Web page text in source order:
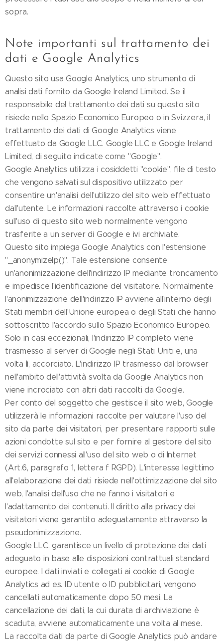
sopra.
Note importanti sul trattamento dei
dati e Google Analytics
Questo sito usa Google Analytics, uno strumento di
analisi dati fornito da Google Ireland Limited. Se il
responsabile del trattamento dei dati su questo sito
risiede nello Spazio Economico Europeo o in Svizzera, il
trattamento dei dati di Google Analytics viene
effettuato da Google LLC. Google LLC e Google Ireland
Limited, di seguito indicate come "Google".
Google Analytics utilizza i cosiddetti "cookie", file di testo
che vengono salvati sul dispositivo utilizzato per
consentire un'analisi dell'utilizzo del sito web effettuato
dall'utente. Le informazioni raccolte attraverso i cookie
sull'uso di questo sito web normalmente vengono
trasferite a un server di Google e ivi archiviate.
Questo sito impiega Google Analytics con l'estensione
"_anonymizeIp()". Tale estensione consente
un'anonimizzazione dell'indirizzo IP mediante troncamento
e impedisce l'identificazione del visitatore. Normalmente
l'anonimizzazione dell'indirizzo IP avviene all'interno degli
Stati membri dell'Unione europea o degli Stati che hanno
sottoscritto l'accordo sullo Spazio Economico Europeo.
Solo in casi eccezionali, l'indirizzo IP completo viene
trasmesso al server di Google negli Stati Uniti e, una
volta lì, accorciato. L'indirizzo IP trasmesso dal browser
nell'ambito dell'attività svolta da Google Analytics non
viene incrociato con altri dati raccolti da Google.
Per conto del soggetto che gestisce il sito web, Google
utilizzerà le informazioni raccolte per valutare l'uso del
sito da parte dei visitatori, per presentare rapporti sulle
azioni condotte sul sito e per fornire al gestore del sito
dei servizi connessi all'uso del sito web o di Internet
(Art.6, paragrafo 1, lettera f RGPD). L'interesse legittimo
all'elaborazione dei dati risiede nell'ottimizzazione del sito
web, l'analisi dell'uso che ne fanno i visitatori e
l'adattamento dei contenuti. Il diritto alla privacy dei
visitatori viene garantito adeguatamente attraverso la
pseudonimizzazione.
Google LLC. garantisce un livello di protezione dei dati
adeguato in base alle disposizioni contrattuali standard
europee. I dati inviati e collegati ai cookie di Google
Analytics ad es. ID utente o ID pubblicitari, vengono
cancellati automaticamente dopo 50 mesi. La
cancellazione dei dati, la cui durata di archiviazione è
scaduta, avviene automaticamente una volta al mese.
La raccolta dati da parte di Google Analytics può andare